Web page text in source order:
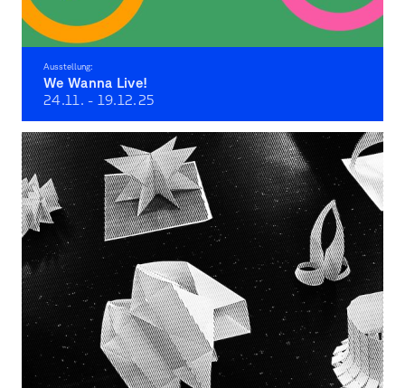
Ausstellung:
We Wanna Live!
24.11. - 19.12.25